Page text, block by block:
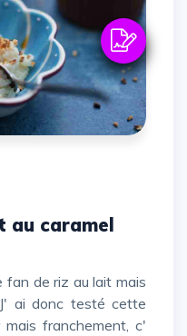
ai donc testé cette
franchement, c'